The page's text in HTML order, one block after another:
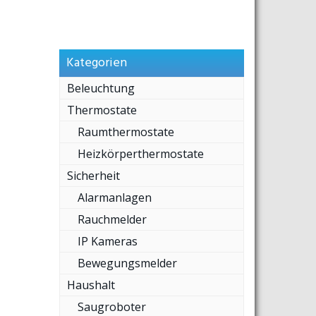
Kategorien
Beleuchtung
Thermostate
Raumthermostate
Heizkörperthermostate
Sicherheit
Alarmanlagen
Rauchmelder
IP Kameras
Bewegungsmelder
Haushalt
Saugroboter